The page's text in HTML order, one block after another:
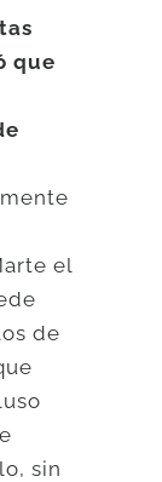
que
el
de
sin